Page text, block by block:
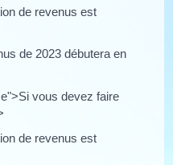
de revenus est
de 2023 débutera en
vous devez faire
de revenus est